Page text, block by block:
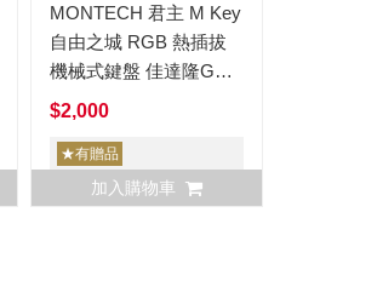
MONTECH 君主 M Key
自由之城 RGB 熱插拔
機械式鍵盤 佳達隆G
Pro 2.0軸 中文
$2,000
★有贈品
加入購物車